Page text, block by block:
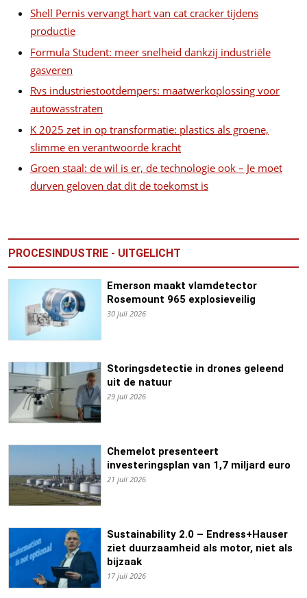
Shell Pernis vervangt hart van cat cracker tijdens
productie
Formula Student: meer snelheid dankzij industriële
gasveren
Rvs industriestootdempers: maatwerkoplossing voor
autowasstraten
K 2025 zet in op transformatie: plastics als groene,
slimme en verantwoorde kracht
Groen staal: de wil is er, de technologie ook – Je moet
durven geloven dat dit de toekomst is
PROCESINDUSTRIE - UITGELICHT
Emerson maakt vlamdetector
Rosemount 965 explosieveilig
30 juli 2026
Storingsdetectie in drones geleend
uit de natuur
29 juli 2026
Chemelot presenteert
investeringsplan van 1,7 miljard euro
21 juli 2026
Sustainability 2.0 – Endress+Hauser
ziet duurzaamheid als motor, niet als
bijzaak
17 juli 2026